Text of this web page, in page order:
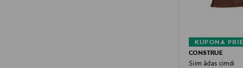
KUPONA
CONSTRUE
Siim ādas cimdi